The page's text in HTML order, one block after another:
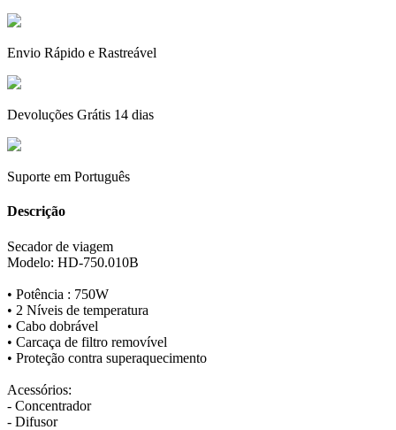
Envio Rápido e Rastreável
Devoluções Grátis 14 dias
Suporte em Português
Descrição
Secador de viagem
Modelo: HD-750.010B
• Potência : 750W
• 2 Níveis de temperatura
• Cabo dobrável
• Carcaça de filtro removível
• Proteção contra superaquecimento
Acessórios:
- Concentrador
- Difusor